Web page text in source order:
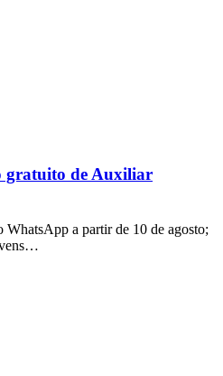
gratuito de Auxiliar
WhatsApp a partir de 10 de agosto;